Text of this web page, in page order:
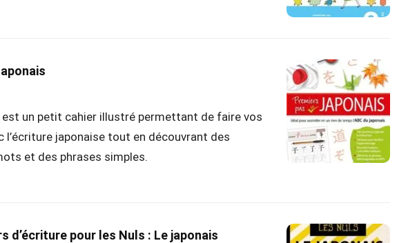
est un petit cahier illustré permettant de faire vos
l’écriture japonaise tout en découvrant des
et des phrases simples.
d’écriture pour les Nuls : Le japonais